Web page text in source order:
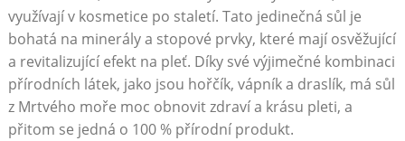
‌využívají v kosmetice po ⁢staletí. Tato ​jedinečná sůl je
bohatá na minerály⁢ a ​stopové prvky, ⁢které ‍mají osvěžující
a‍ revitalizující efekt na pleť. ‌Díky své ‌výjimečné kombinaci
přírodních‌ látek, ‍jako⁢ jsou⁢ hořčík, vápník a draslík, má sůl
z Mrtvého moře⁣ moc⁢ obnovit ⁣zdraví a krásu pleti, a
‌přitom ‍se⁣ jedná o 100 % ​přírodní produkt.